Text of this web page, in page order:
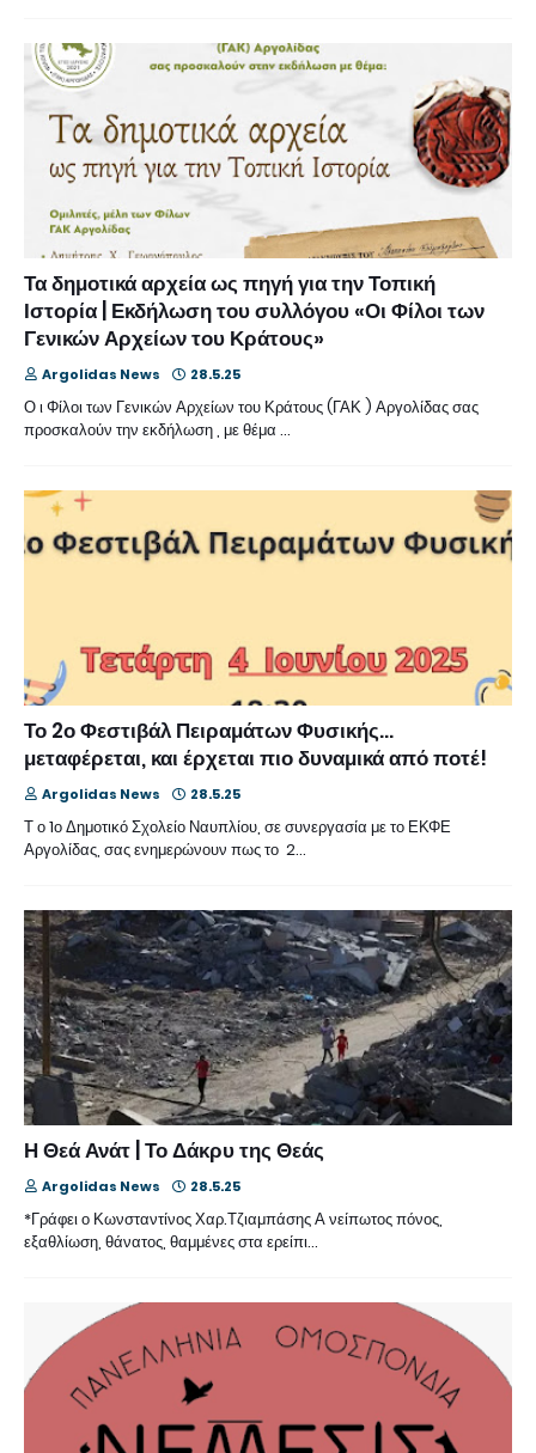
Τα δημοτικά αρχεία ως πηγή για την Τοπική
Ιστορία | Εκδήλωση του συλλόγου «Οι Φίλοι των
Γενικών Αρχείων του Κράτους»
Argolidas News 28.5.25
Ο ι Φίλοι των Γενικών Αρχείων του Κράτους (ΓΑΚ ) Αργολίδας σας
προσκαλούν την εκδήλωση , με θέμα …
Το 2ο Φεστιβάλ Πειραμάτων Φυσικής…
μεταφέρεται, και έρχεται πιο δυναμικά από ποτέ!
Argolidas News 28.5.25
Τ ο 1ο Δημοτικό Σχολείο Ναυπλίου, σε συνεργασία με το ΕΚΦΕ
Αργολίδας, σας ενημερώνουν πως το 2…
Η Θεά Ανάτ | Το Δάκρυ της Θεάς
Argolidas News 28.5.25
*Γράφει ο Κωνσταντίνος Χαρ.Τζιαμπάσης Α νείπωτος πόνος,
εξαθλίωση, θάνατος, θαμμένες στα ερείπι…